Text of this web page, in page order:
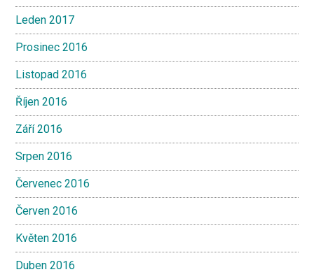
Leden 2017
Prosinec 2016
Listopad 2016
Říjen 2016
Září 2016
Srpen 2016
Červenec 2016
Červen 2016
Květen 2016
Duben 2016